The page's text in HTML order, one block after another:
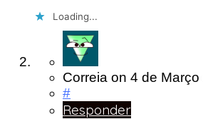
Loading...
Correia on 4 de Março
#
Responder